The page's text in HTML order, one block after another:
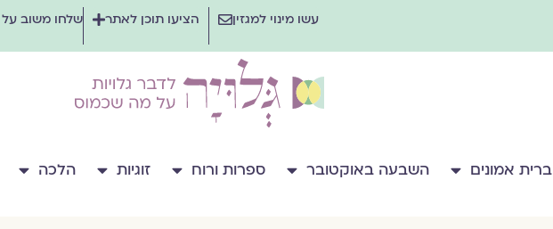
עשו מינוי למגזין הציעו תוכן לאתר שלחו משוב
ברית אמונים השבעה באוקטובר ספרות ורוח זוגיות הלכה